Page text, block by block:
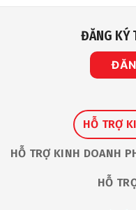
ĐĂNG KÝ
HỖ TRỢ
HỖ TRỢ KINH DOANH
HỖ